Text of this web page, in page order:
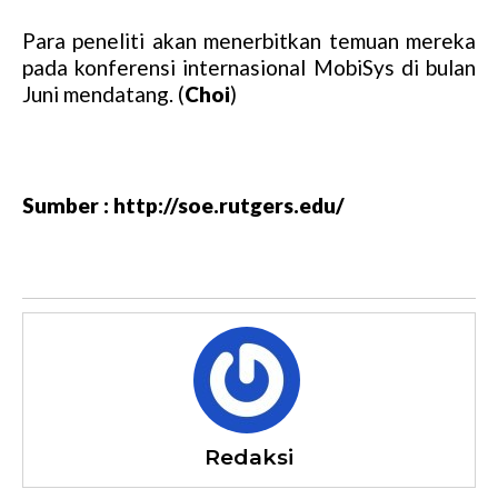
Para peneliti akan menerbitkan temuan mereka
pada konferensi internasional MobiSys di bulan
Juni mendatang. (Choi)
Sumber : http://soe.rutgers.edu/
Redaksi